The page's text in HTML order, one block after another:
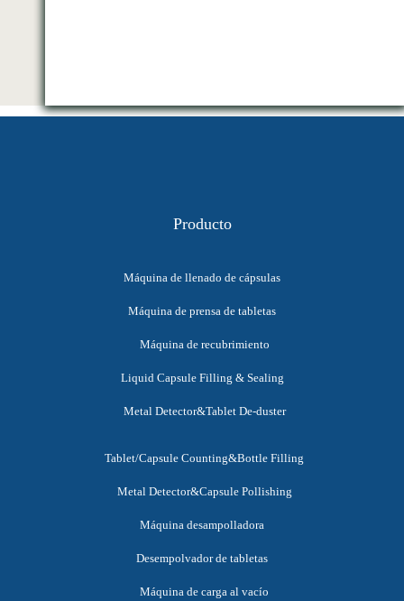
Producto
Máquina de llenado de cápsulas
Máquina de prensa de tabletas
Máquina de recubrimiento
Liquid Capsule Filling & Sealing
Metal Detector&Tablet De-duster
Tablet/Capsule Counting&Bottle Filling
Metal Detector&Capsule Pollishing
Máquina desampolladora
Desempolvador de tabletas
Máquina de carga al vacío